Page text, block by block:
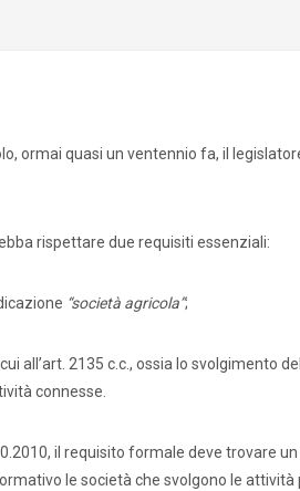
ormai quasi un ventennio fa, il
rispettare due requisiti essenziali:
“società agricola”;
all’art. 2135 c.c., ossia lo svolgimento
connesse.
il requisito formale deve trovare
le società che svolgono le attività